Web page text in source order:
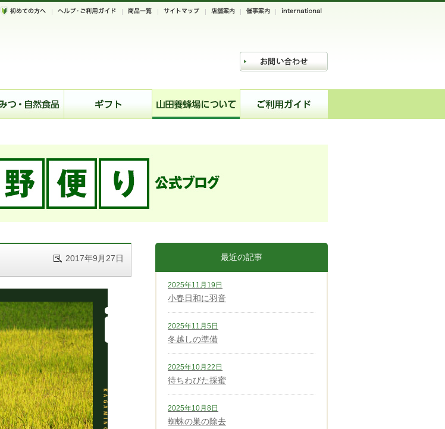
2017年9月27日 最近の記事
2025年11月19日
小春日和に羽音
2025年11月5日
冬越しの準備
2025年10月22日
待ちわびた採蜜
2025年10月8日
蜘蛛の巣の除去